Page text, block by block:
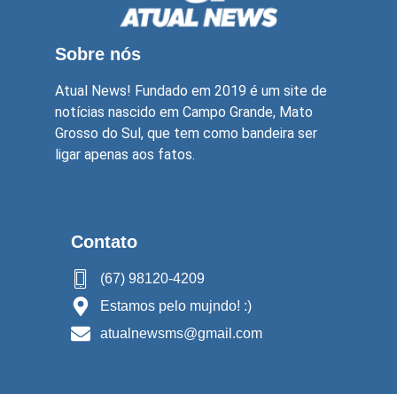
Sobre nós
Atual News! Fundado em 2019 é um site de
notícias nascido em Campo Grande, Mato
Grosso do Sul, que tem como bandeira ser
ligar apenas aos fatos.
Contato
(67) 98120-4209
Estamos pelo mujndo! :)
atualnewsms@gmail.com